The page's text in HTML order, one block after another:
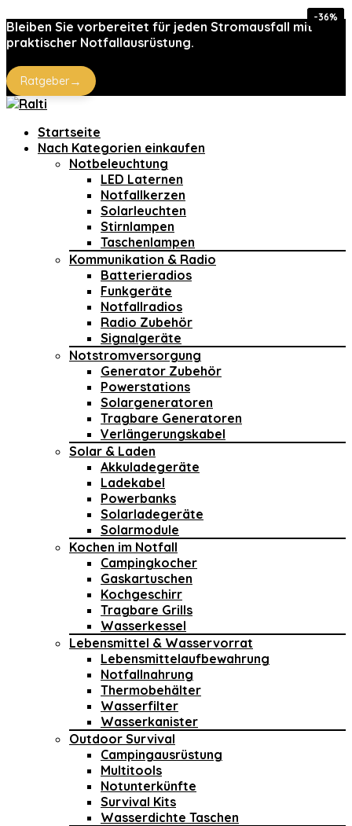
Bleiben Sie vorbereitet für jeden Stromausfall mit
praktischer Notfallausrüstung.
Ratgeber→
Startseite
Nach Kategorien einkaufen
Notbeleuchtung
LED Laternen
Notfallkerzen
Solarleuchten
Stirnlampen
Taschenlampen
Kommunikation & Radio
Batterieradios
Funkgeräte
Notfallradios
Radio Zubehör
Signalgeräte
Notstromversorgung
Generator Zubehör
Powerstations
Solargeneratoren
Tragbare Generatoren
Verlängerungskabel
Solar & Laden
Akkuladegeräte
Ladekabel
Powerbanks
Solarladegeräte
Solarmodule
Kochen im Notfall
Campingkocher
Gaskartuschen
Kochgeschirr
Tragbare Grills
Wasserkessel
Lebensmittel & Wasservorrat
Lebensmittelaufbewahrung
Notfallnahrung
Thermobehälter
Wasserfilter
Wasserkanister
Outdoor Survival
Campingausrüstung
Multitools
Notunterkünfte
Survival Kits
Wasserdichte Taschen
-8%
-8%
-8%
-43%
-68%
-36%